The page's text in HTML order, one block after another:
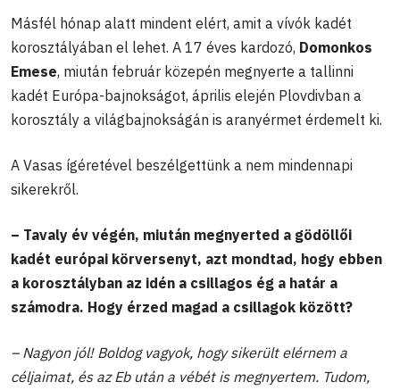
Másfél hónap alatt mindent elért, amit a vívók kadét
korosztályában el lehet. A 17 éves kardozó, Domonkos
Emese, miután február közepén megnyerte a tallinni
kadét Európa-bajnokságot, április elején Plovdivban a
korosztály a világbajnokságán is aranyérmet érdemelt ki.
A Vasas ígéretével beszélgettünk a nem mindennapi
sikerekről.
– Tavaly év végén, miután megnyerted a gödöllői
kadét európai körversenyt, azt mondtad, hogy ebben
a korosztályban az idén a csillagos ég a határ a
számodra. Hogy érzed magad a csillagok között?
– Nagyon jól! Boldog vagyok, hogy sikerült elérnem a
céljaimat, és az Eb után a vébét is megnyertem. Tudom,